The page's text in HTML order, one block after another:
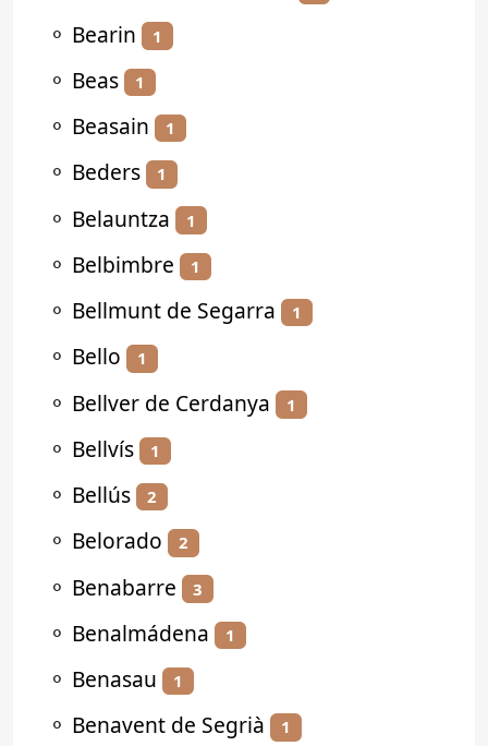
⚬ Bearin 1
⚬ Beas 1
⚬ Beasain 1
⚬ Beders 1
⚬ Belauntza 1
⚬ Belbimbre 1
⚬ Bellmunt de Segarra 1
⚬ Bello 1
⚬ Bellver de Cerdanya 1
⚬ Bellvís 1
⚬ Bellús 2
⚬ Belorado 2
⚬ Benabarre 3
⚬ Benalmádena 1
⚬ Benasau 1
⚬ Benavent de Segrià 1